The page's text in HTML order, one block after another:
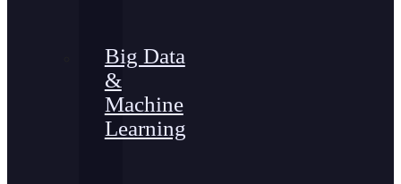
Big Data
&
Machine
Learning